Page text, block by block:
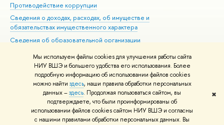
Мы используем файлы cookies для улучшения работы сайта
НИУ ВШЭ и большего удобства его использования. Более
подробную информацию об использовании файлов cookies
можно найти здесь, наши правила обработки персональных
данных –здесь. Продолжая пользоваться сайтом, вы
подтверждаете, что были проинформированы об
использовании файлов cookies сайтом НИУ ВШЭ и согласны
с нашими правилами обработки персональных данных. Вы
✖
Противодействие коррупции
Сведения о доходах, расходах, об имуществе и
обязательствах имущественного характера
Сведения об образовательной организации
Людям с ограниченными возможностями здоровья
Единая платежная страница
Работа в Вышке
© НИУ ВШЭ 1993–2026 Адреса и контакты Условия использования
материалов Политика конфиденциальности Карта сайта